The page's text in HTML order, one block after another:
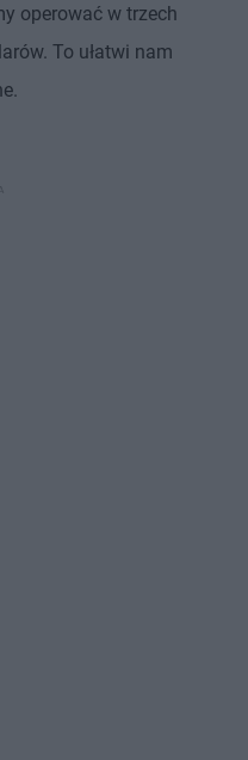
operować w trzech
To ułatwi nam